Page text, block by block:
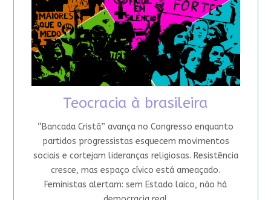
Teocracia à brasileira
“Bancada Cristã” avança no Congresso enquanto
partidos progressistas esquecem movimentos
sociais e cortejam lideranças religiosas. Resistência
cresce, mas espaço cívico está ameaçado.
Feministas alertam: sem Estado laico, não há